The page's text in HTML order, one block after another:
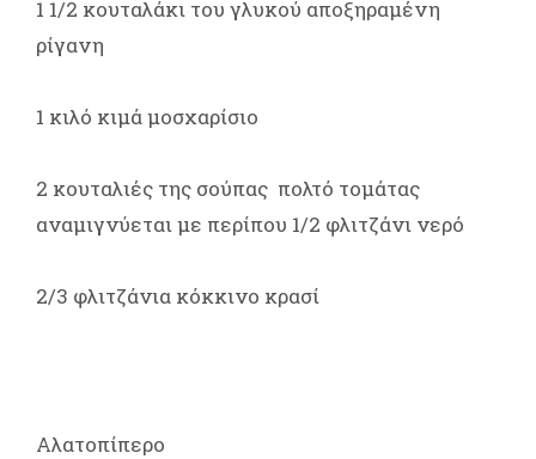
1 1/2 κουταλάκι του γλυκού αποξηραμένη
ρίγανη
1 κιλό κιμά μοσχαρίσιο
2 κουταλιές της σούπας πολτό τομάτας
αναμιγνύεται με περίπου 1/2 φλιτζάνι νερό
2/3 φλιτζάνια κόκκινο κρασί
Αλατοπίπερο